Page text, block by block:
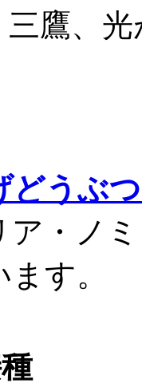
三鷹、
どうぶ
ア・ノ
す。